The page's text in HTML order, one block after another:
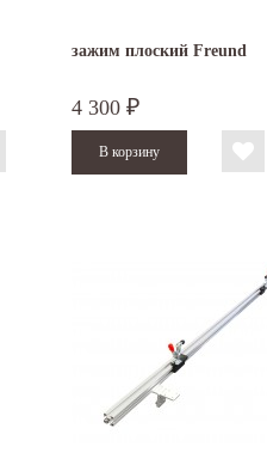
зажим плоский Freund
4 300 ₽